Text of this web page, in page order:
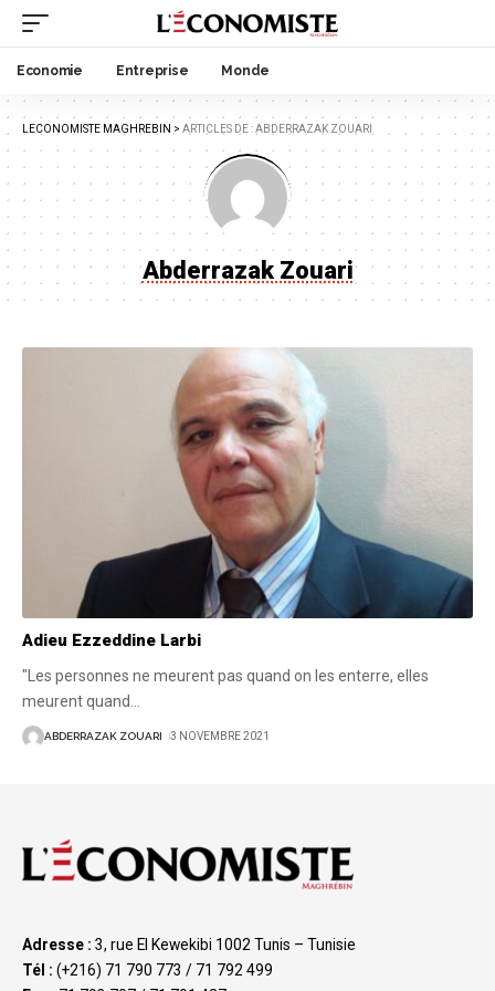
Economie Entreprise Monde
LECONOMISTE MAGHREBIN > ARTICLES DE : ABDERRAZAK ZOUARI
Abderrazak Zouari
Adieu Ezzeddine Larbi
"Les personnes ne meurent pas quand on les enterre, elles
meurent quand
ABDERRAZAK ZOUARI 3 NOVEMBRE 2021
Adresse : 3, rue El Kewekibi 1002 Tunis – Tunisie
Tél : (+216) 71 790 773 / 71 792 499